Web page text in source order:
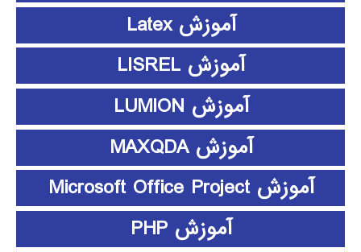
آموزش Latex
آموزش LISREL
آموزش LUMION
آموزش MAXQDA
آموزش Microsoft Office Project
آموزش PHP